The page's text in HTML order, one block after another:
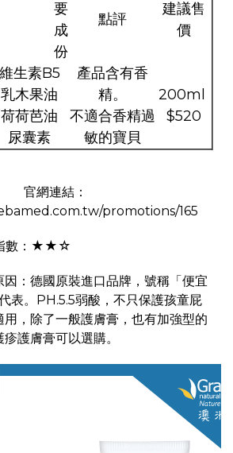
要
成
份
點評
建議售
價
維生素B5
乳木果油
荷荷芭油
尿囊素
產品含有香
精。
不適合香精過
敏的寶貝
200ml
$520
官網連結：
promotions/165
：★★☆
原裝進口品牌，號稱「便宜
表。PH.5.5弱酸，不只保護孩童屁
用，除了一般護膚膏，也有加強型的
疹護膚膏可以選購。